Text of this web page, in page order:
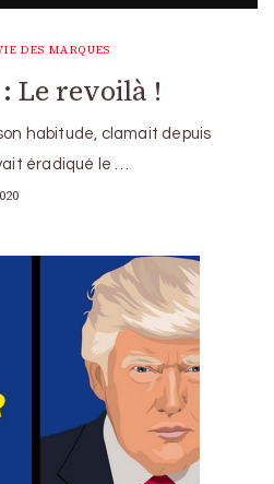
DES MARQUES
Le revoilà !
habitude, clamait depuis
éradiqué le …